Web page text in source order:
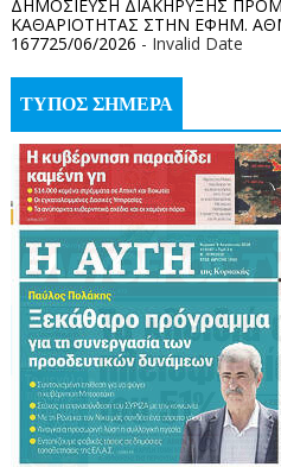
ΔΗΜΟΣΙΕΥΣΗ ΔΙΑΚΗΡΥΞΗΣ
ΚΑΘΑΡΙΟΤΗΤΑΣ ΣΤΗΝ ΕΦΗΜ.
167725/06/2026 - Invalid Date
ΤΥΠΟΣ ΣΗΜΕΡΑ